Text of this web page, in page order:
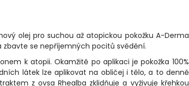
olej pro suchou až atopickou pokožku A-Derma
zbavte se nepříjemných pocitů svědění.
k atopii. Okamžitě po aplikaci je pokožka 100%
látek lze aplikovat na obličej i tělo, a to denně
z ovsa Rhealba zklidňuje a vyživuje křehkou